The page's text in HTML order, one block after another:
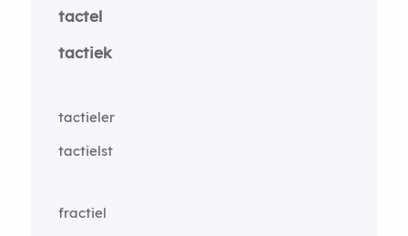
tactel
tactiek
tactieler
tactielst
fractiel